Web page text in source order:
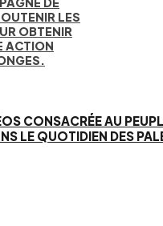
LES
OBTENIR
ACTION
CONSACRÉE AU
LE QUOTIDIEN DES